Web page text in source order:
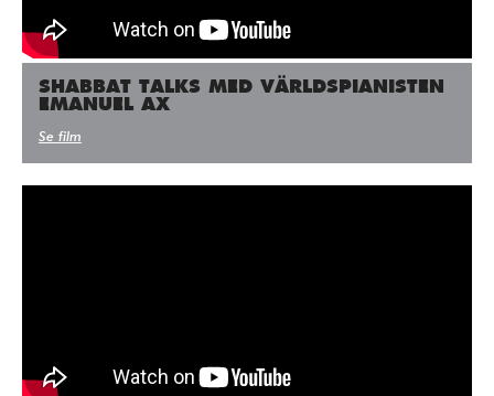
SHABBAT TALKS MED VÄRLDSPIANISTEN
EMANUEL AX
Se film